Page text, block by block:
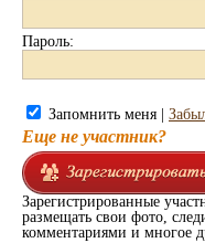
Пароль:
Запомнить меня |
Еще не участник?
Зарегистрированные
размещать свои фото,
комментариями и многое